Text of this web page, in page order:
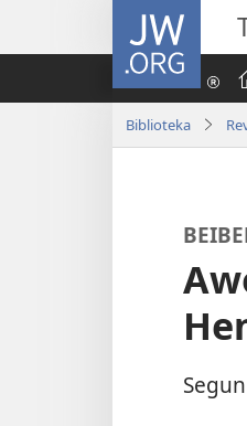
JW.ORG
Biblioteka